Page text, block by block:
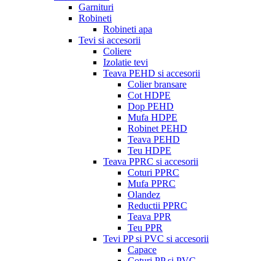
Garnituri
Robineti
Robineti apa
Tevi si accesorii
Coliere
Izolatie tevi
Teava PEHD si accesorii
Colier bransare
Cot HDPE
Dop PEHD
Mufa HDPE
Robinet PEHD
Teava PEHD
Teu HDPE
Teava PPRC si accesorii
Coturi PPRC
Mufa PPRC
Olandez
Reductii PPRC
Teava PPR
Teu PPR
Tevi PP si PVC si accesorii
Capace